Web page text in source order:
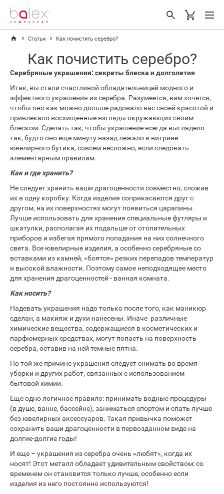
Статьи Как почистить серебро?
Как почистить серебро?
Серебряные украшения: секреты блеска и долголетия
Итак, вы стали счастливой обладательницей модного и
эффектного украшения из серебра. Разумеется, вам хочется,
чтобы оно как можно дольше радовало вас своей красотой и
привлекало восхищенные взгляды окружающих своим
блеском. Сделать так, чтобы украшение всегда выглядело
так, будто оно еще минуту назад лежало в витрине
ювелирного бутика, совсем несложно, если следовать
элементарным правилам.
Как и где хранить?
Не следует хранить ваши драгоценности совместно, сложив
их в одну коробку. Когда изделия соприкасаются друг с
другом, на их поверхностях могут появиться царапины.
Лучше использовать для хранения специальные футляры и
шкатулки, располагая их подальше от отопительных
приборов и избегая прямого попадания на них солнечного
света. Все ювелирные изделия, а особенно серебряные со
вставками из камней, «боятся» резких перепадов температур
и высокой влажности. Поэтому самое неподходящее место
для хранения драгоценностей - ванная комната.
Как носить?
Надевать украшения надо только после того, как маникюр
сделан, а макияж и духи нанесены. Иначе различные
химические вещества, содержащиеся в косметических и
парфюмерных средствах, могут попасть на поверхность
серебра, оставив на ней темные пятна.
По той же причине украшения следует снимать во время
уборки и других работ, связанных с использованием
бытовой химии.
Еще одно логичное правило: принимать водные процедуры
(в душе, ванне, бассейне), заниматься спортом и спать лучше
без ювелирных аксессуаров. Такая привычка поможет
сохранить ваши драгоценности в первозданном виде на
долгие-долгие годы!
И еще – украшения из серебра очень «любят», когда их
носят! Этот металл обладает удивительным свойством: со
временем он становится только лучше, особенно если
изделия из него постоянно используются!